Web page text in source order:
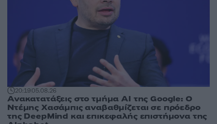
20:1905.08.26
Ανακατατάξεις στο τμήμα AI της Google: Ο
Ντέμης Χασάμπις αναβαθμίζεται σε πρόεδρο
της DeepMind και επικεφαλής επιστήμονα της